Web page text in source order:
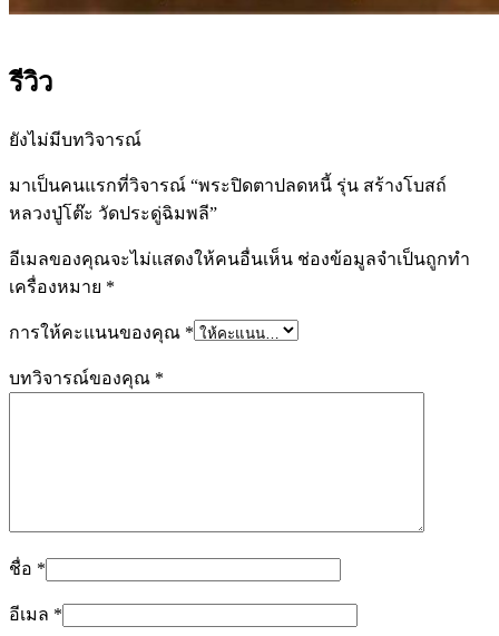
รีวิว
ยังไม่มีบทวิจารณ์
มาเป็นคนแรกที่วิจารณ์ “พระปิดตาปลดหนี้ รุ่น สร้างโบสถ์
หลวงปู่โต๊ะ วัดประดู่ฉิมพลี”
อีเมลของคุณจะไม่แสดงให้คนอื่นเห็น ช่องข้อมูลจำเป็นถูกทำ
เครื่องหมาย *
การให้คะแนนของคุณ *
บทวิจารณ์ของคุณ *
ชื่อ *
อีเมล *